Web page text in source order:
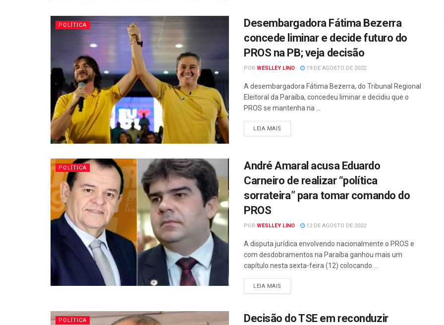
POLÍTICA
Desembargadora Fátima Bezerra
concede liminar e decide futuro do
PROS na PB; veja decisão
POR WESLLEY LINO 19 DE AGOSTO DE 2022
A desembargadora Fátima Bezerra, do Tribunal Regional
Eleitoral da Paraíba, concedeu liminar e decidiu que o
PROS se mantenha na ...
LEIA MAIS
POLÍTICA
André Amaral acusa Eduardo
Carneiro de realizar “política
sorrateira” para tomar comando do
PROS
POR WESLLEY LINO 12 DE AGOSTO DE 2022
A disputa jurídica envolvendo nacionalmente o PROS e
com desdobramentos na Paraíba ganhou mais um
capítulo nesta sexta-feira (12) colocando ...
LEIA MAIS
POLÍTICA
Decisão do TSE em reconduzir